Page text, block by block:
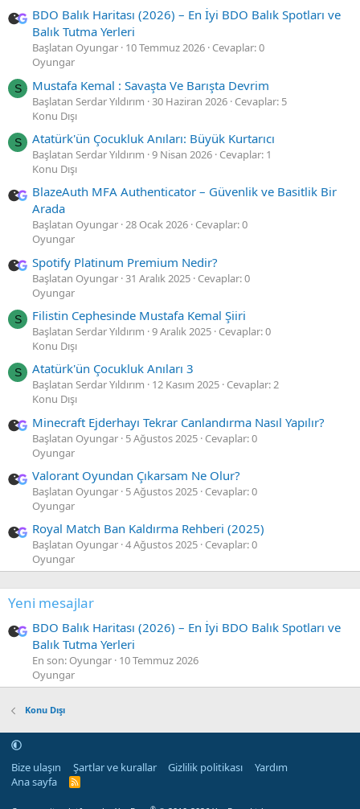
BDO Balık Haritası (2026) – En İyi BDO Balık Spotları ve
Balık Tutma Yerleri
Başlatan Oyungar 10 Temmuz 2026 Cevaplar: 0
Oyungar
S Mustafa Kemal : Savaşta Ve Barışta Devrim
Başlatan Serdar Yıldırım 30 Haziran 2026 Cevaplar: 5
Konu Dışı
S Atatürk'ün Çocukluk Anıları: Büyük Kurtarıcı
Başlatan Serdar Yıldırım 9 Nisan 2026 Cevaplar: 1
Konu Dışı
BlazeAuth MFA Authenticator – Güvenlik ve Basitlik Bir
Arada
Başlatan Oyungar 28 Ocak 2026 Cevaplar: 0
Oyungar
Spotify Platinum Premium Nedir?
Başlatan Oyungar 31 Aralık 2025 Cevaplar: 0
Oyungar
S Filistin Cephesinde Mustafa Kemal Şiiri
Başlatan Serdar Yıldırım 9 Aralık 2025 Cevaplar: 0
Konu Dışı
S Atatürk'ün Çocukluk Anıları 3
Başlatan Serdar Yıldırım 12 Kasım 2025 Cevaplar: 2
Konu Dışı
Minecraft Ejderhayı Tekrar Canlandırma Nasıl Yapılır?
Başlatan Oyungar 5 Ağustos 2025 Cevaplar: 0
Oyungar
Valorant Oyundan Çıkarsam Ne Olur?
Başlatan Oyungar 5 Ağustos 2025 Cevaplar: 0
Oyungar
Royal Match Ban Kaldırma Rehberi (2025)
Başlatan Oyungar 4 Ağustos 2025 Cevaplar: 0
Oyungar
Yeni mesajlar
BDO Balık Haritası (2026) – En İyi BDO Balık Spotları ve
Balık Tutma Yerleri
En son: Oyungar 10 Temmuz 2026
Oyungar
Konu Dışı
Bize ulaşın Şartlar ve kurallar Gizlilik politikası
Yardım
Ana sayfa
R